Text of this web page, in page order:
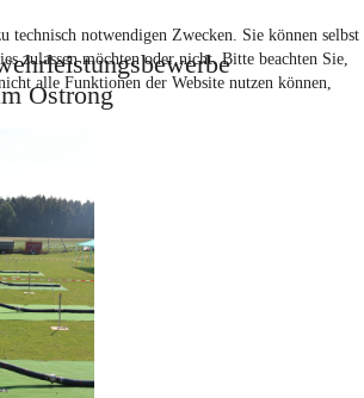
Ostrong
technisch notwendigen Zwecken. Sie können selbst
zulassen möchten oder nicht. Bitte beachten Sie,
alle Funktionen der Website nutzen können,